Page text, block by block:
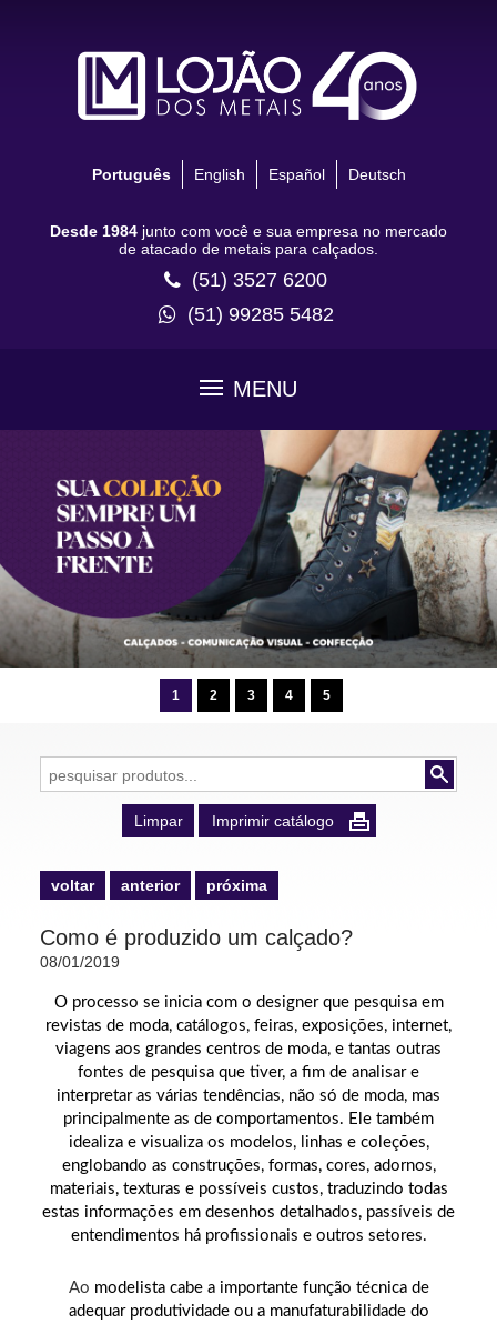
Português English Español Deutsch
Desde 1984 junto com você e sua empresa no mercado
de atacado de metais para calçados.
(51) 3527 6200
(51) 99285 5482
MENU
1 2 3 4 5
Limpar
Imprimir catálogo
voltar
anterior
próxima
Como é produzido um calçado?
08/01/2019
O processo se inicia com o designer que pesquisa em
revistas de moda, catálogos, feiras, exposições, internet,
viagens aos grandes centros de moda, e tantas outras
fontes de pesquisa que tiver, a fim de analisar e
interpretar as várias tendências, não só de moda, mas
principalmente as de comportamentos. Ele também
idealiza e visualiza os modelos, linhas e coleções,
englobando as construções, formas, cores, adornos,
materiais, texturas e possíveis custos, traduzindo todas
estas informações em desenhos detalhados, passíveis de
entendimentos há profissionais e outros setores.
Ao modelista cabe a importante função técnica de
adequar produtividade ou a manufaturabilidade do